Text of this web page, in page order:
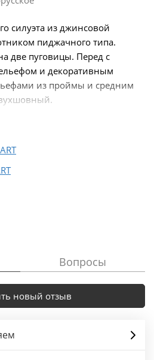
силуэта из джинсовой
пиджачного типа.
две пуговицы. Перед с
и декоративным
из проймы и средним
Вопросы
новый отзыв